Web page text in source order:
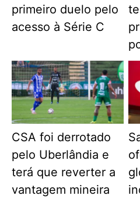
primeiro duelo pelo
acesso à Série C
CSA foi derrotado
pelo Uberlândia e
terá que reverter a
vantagem mineira